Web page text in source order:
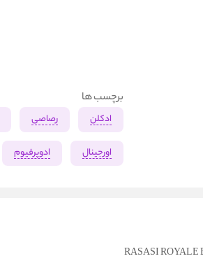
برچسب ها
ادکلن رصاصی
اورجینال ادوپرفیوم